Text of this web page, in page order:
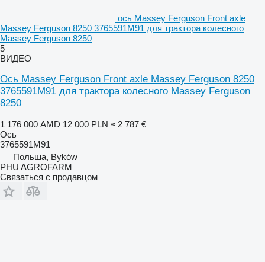
ось Massey Ferguson Front axle
Massey Ferguson 8250 3765591M91 для трактора колесного
Massey Ferguson 8250
5
ВИДЕО
Ось Massey Ferguson Front axle Massey Ferguson 8250
3765591M91 для трактора колесного Massey Ferguson
8250
1 176 000 AMD 12 000 PLN ≈ 2 787 €
Ось
3765591M91
Польша, Byków
PHU AGROFARM
Связаться с продавцом